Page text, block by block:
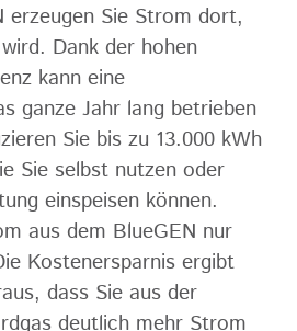
erzeugen Sie Strom dort,
Dank der hohen
kann eine
ganze Jahr lang betrieben
Sie bis zu 13.000 kWh
Sie selbst nutzen oder
einspeisen können.
aus dem BlueGEN nur
Kostenersparnis ergibt
dass Sie aus der
deutlich mehr Strom